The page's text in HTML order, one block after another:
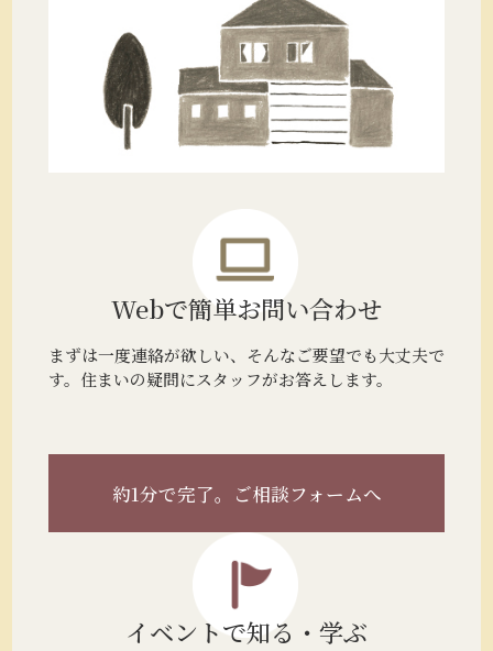
Webで簡単お問い合わせ
まずは一度連絡が欲しい、そんなご要望でも大丈夫で
す。住まいの疑問にスタッフがお答えします。
約1分で完了。 ご相談フォームへ
イベントで知る・学ぶ